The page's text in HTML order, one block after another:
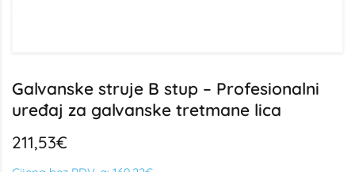
Galvanske struje B stup – Profesionalni
uređaj za galvanske tretmane lica
211,53€